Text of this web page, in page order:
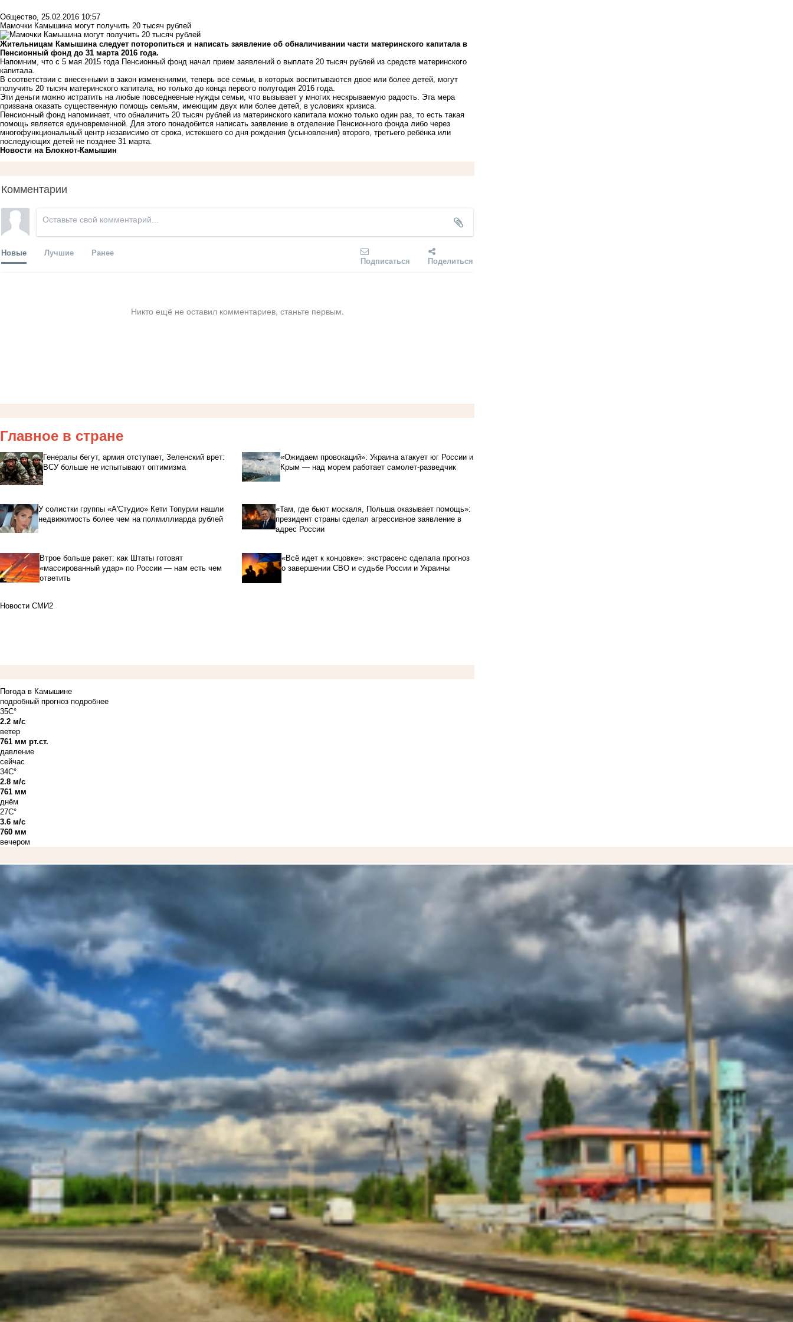
Общество, 25.02.2016 10:57
Мамочки Камышина могут получить 20 тысяч рублей
Жительницам Камышина следует поторопиться и написать заявление об обналичивании части материнского капитала в
Пенсионный фонд до 31 марта 2016 года.
Напомним, что с 5 мая 2015 года Пенсионный фонд начал прием заявлений о выплате 20 тысяч рублей из средств материнского
капитала.
В соответствии с внесенными в закон изменениями, теперь все семьи, в которых воспитываются двое или более детей, могут
получить 20 тысяч материнского капитала, но только до конца первого полугодия 2016 года.
Эти деньги можно истратить на любые повседневные нужды семьи, что вызывает у многих нескрываемую радость. Эта мера
призвана оказать существенную помощь семьям, имеющим двух или более детей, в условиях кризиса.
Пенсионный фонд напоминает, что обналичить 20 тысяч рублей из материнского капитала можно только один раз, то есть такая
помощь является единовременной. Для этого понадобится написать заявление в отделение Пенсионного фонда либо через
многофункциональный центр независимо от срока, истекшего со дня рождения (усыновления) второго, третьего ребёнка или
последующих детей не позднее 31 марта.
Новости на Блoкнoт-Камышин
Комментарии
Новые Лучшие Ранее
Подписаться Поделиться
Никто ещё не оставил комментариев, станьте первым.
Главное в стране
Генералы бегут, армия отступает, Зеленский врет:
ВСУ больше не испытывают оптимизма
«Ожидаем провокаций»: Украина атакует юг России и
Крым — над морем работает самолет-разведчик
У солистки группы «А'Студио» Кети Топурии нашли
недвижимость более чем на полмиллиарда рублей
«Там, где бьют москаля, Польша оказывает помощь»:
президент страны сделал агрессивное заявление в
адрес России
Втрое больше ракет: как Штаты готовят
«массированный удар» по России — нам есть чем
ответить
«Всё идет к концовке»: экстрасенс сделала прогноз
о завершении СВО и судьбе России и Украины
Новости СМИ2
Погода в Камышине
подробный прогноз подробнее
35C°
2.2 м/с
ветер
761 мм рт.ст.
давление
сейчас
34C°
2.8 м/с
761 мм
днём
27C°
3.6 м/с
760 мм
вечером